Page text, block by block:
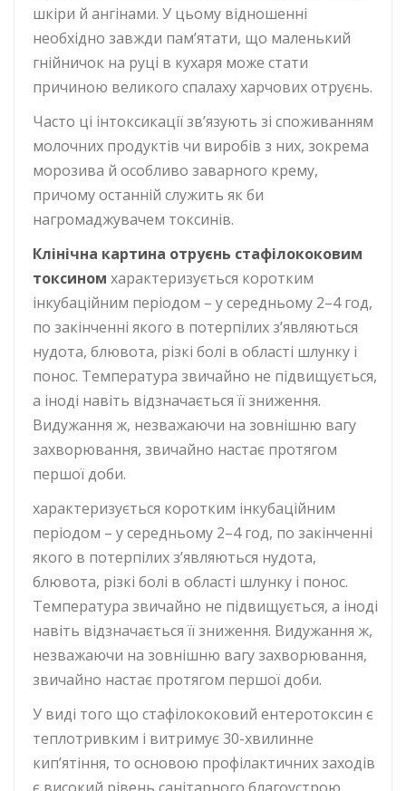
шкіри й ангінами. У цьому відношенні
необхідно завжди пам’ятати, що маленький
гнійничок на руці в кухаря може стати
причиною великого спалаху харчових отруєнь.
Часто ці інтоксикації зв’язують зі споживанням
молочних продуктів чи виробів з них, зокрема
морозива й особливо заварного крему,
причому останній служить як би
нагромаджувачем токсинів.
Клінічна картина отруєнь стафілококовим
токсином характеризується коротким
інкубаційним періодом – у середньому 2–4 год,
по закінченні якого в потерпілих з’являються
нудота, блювота, різкі болі в області шлунку і
понос. Температура звичайно не підвищується,
а іноді навіть відзначається її зниження.
Видужання ж, незважаючи на зовнішню вагу
захворювання, звичайно настає протягом
першої доби.
характеризується коротким інкубаційним
періодом – у середньому 2–4 год, по закінченні
якого в потерпілих з’являються нудота,
блювота, різкі болі в області шлунку і понос.
Температура звичайно не підвищується, а іноді
навіть відзначається її зниження. Видужання ж,
незважаючи на зовнішню вагу захворювання,
звичайно настає протягом першої доби.
У виді того що стафілококовий ентеротоксин є
теплотривким і витримує 30-хвилинне
кип’ятіння, то основою профілактичних заходів